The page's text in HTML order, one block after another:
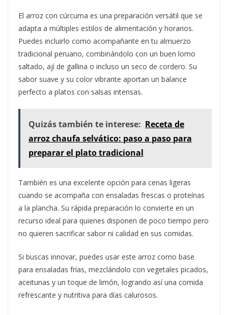
El arroz con cúrcuma es una preparación versátil que se
adapta a múltiples estilos de alimentación y horarios.
Puedes incluirlo como acompañante en tu almuerzo
tradicional peruano, combinándolo con un buen lomo
saltado, ají de gallina o incluso un seco de cordero. Su
sabor suave y su color vibrante aportan un balance
perfecto a platos con salsas intensas.
Quizás también te interese: Receta de
arroz chaufa selvático: paso a paso para
preparar el plato tradicional
También es una excelente opción para cenas ligeras
cuando se acompaña con ensaladas frescas o proteínas
a la plancha. Su rápida preparación lo convierte en un
recurso ideal para quienes disponen de poco tiempo pero
no quieren sacrificar sabor ni calidad en sus comidas.
Si buscas innovar, puedes usar este arroz como base
para ensaladas frías, mezclándolo con vegetales picados,
aceitunas y un toque de limón, logrando así una comida
refrescante y nutritiva para días calurosos.